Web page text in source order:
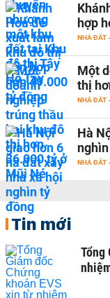
hợp
NHÀ ĐẤT -
Một
thị
NHÀ ĐẤT -
Hà
NHÀ ĐẤT -
Tin mới
Tổng